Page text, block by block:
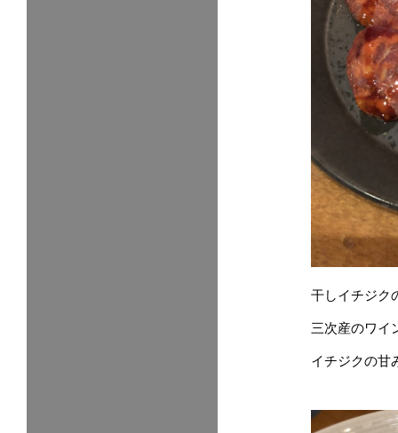
干しイチジク
三次産のワイ
イチジクの甘